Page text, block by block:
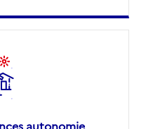
autonomie